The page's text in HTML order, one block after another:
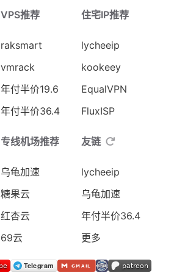
VPS推荐
raksmart
vmrack
年付半价19.6
年付半价36.4
住宅IP推荐
lycheeip
kookeey
EqualVPN
FluxISP
专线机场推荐
乌龟加速
糖果云
红杏云
69云
友链
lycheeip
乌龟加速
年付半价36.4
更多